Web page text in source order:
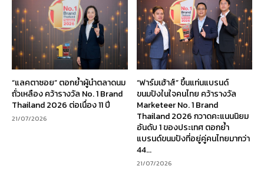
“แลคตาซอย” ตอกย้ำผู้นำตลาดนม
ถั่วเหลือง คว้ารางวัล No. 1 Brand
Thailand 2026 ต่อเนื่อง 11 ปี
21/07/2026
“ฟาร์มเฮ้าส์” ขึ้นแท่นแบรนด์
ขนมปังในใจคนไทย คว้ารางวัล
Marketeer No. 1 Brand
Thailand 2026 กวาดคะแนนนิยม
อันดับ 1 ของประเทศ ตอกย้ำ
แบรนด์ขนมปังที่อยู่คู่คนไทยมากว่า
44...
21/07/2026